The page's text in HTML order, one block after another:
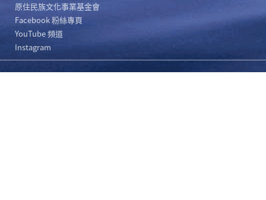
原住民族文化事業基金會
Facebook 粉絲專頁
YouTube 頻道
Instagram